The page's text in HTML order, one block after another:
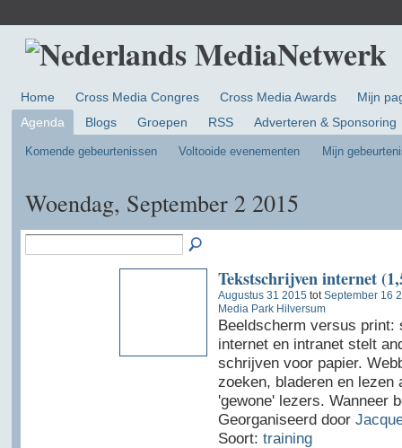
Home Cross Media Congres Cross Media Awards
Mijn
Agenda
Blogs Groepen RSS Adverteren & Sponsoring
Komende gebeurtenissen Voltooide evenementen Mijn
Woendag, September 2 2015
Tekstschrijven internet
Augustus 31 2015 totSeptember 16
Media Park Hilversum
Beeldscherm versus print:
internet en intranet stelt
schrijven voor papier.
zoeken, bladeren en lezen
'gewone' lezers. Wanneer
Georganiseerd door
Soort: training